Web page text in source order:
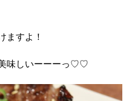
ますよ！
味しいーーーっ♡♡